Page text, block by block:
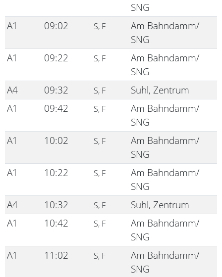
SNG
A1
09:02 S, F
Am Bahndamm/
SNG
A1
09:22 S, F
Am Bahndamm/
SNG
A4
09:32 S, F
Suhl, Zentrum
A1
09:42 S, F
Am Bahndamm/
SNG
A1
10:02 S, F
Am Bahndamm/
SNG
A1
10:22 S, F
Am Bahndamm/
SNG
A4
10:32 S, F
Suhl, Zentrum
A1
10:42 S, F
Am Bahndamm/
SNG
A1
11:02 S, F
Am Bahndamm/
SNG